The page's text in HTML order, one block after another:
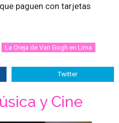
paguen con tarjetas
La Oreja de Van Gogh en Lima
Twitter
y Cine